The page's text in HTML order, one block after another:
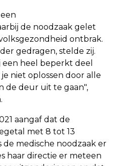
de noodzaak gelet
ontbrak.
gedragen, stelde zij.
heel beperkt deel
niet oplossen door alle
de deur uit te gaan",
aangaf dat de
met 8 tot 13
medische noodzaak er
haar directie er meteen